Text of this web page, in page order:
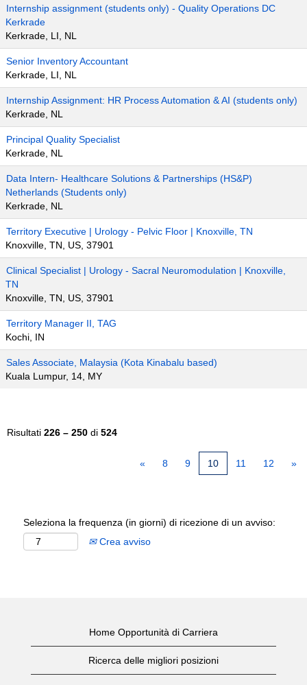
Internship assignment (students only) - Quality Operations DC
Kerkrade
Kerkrade, LI, NL
Senior Inventory Accountant
Kerkrade, LI, NL
Internship Assignment: HR Process Automation & AI (students only)
Kerkrade, NL
Principal Quality Specialist
Kerkrade, NL
Data Intern- Healthcare Solutions & Partnerships (HS&P)
Netherlands (Students only)
Kerkrade, NL
Territory Executive | Urology - Pelvic Floor | Knoxville, TN
Knoxville, TN, US, 37901
Clinical Specialist | Urology - Sacral Neuromodulation | Knoxville,
TN
Knoxville, TN, US, 37901
Territory Manager II, TAG
Kochi, IN
Sales Associate, Malaysia (Kota Kinabalu based)
Kuala Lumpur, 14, MY
Risultati 226 – 250 di 524
« 8 9 10 11 12 »
Seleziona la frequenza (in giorni) di ricezione di un avviso:
Crea avviso
Home Opportunità di Carriera
Ricerca delle migliori posizioni